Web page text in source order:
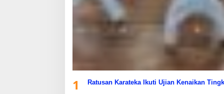
1 Ratusan Karateka Ikuti Ujian Kenaikan